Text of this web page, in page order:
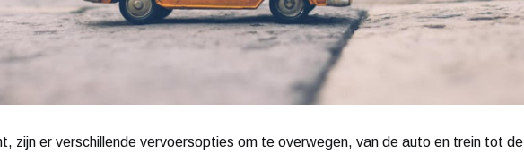
zijn er verschillende vervoersopties om te overwegen, van de auto en trein tot de